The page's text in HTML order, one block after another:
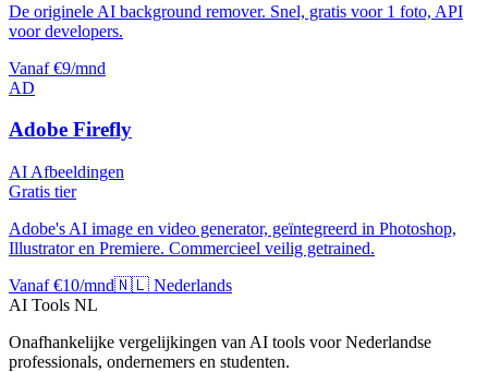
De originele AI background remover. Snel, gratis voor 1 foto, API
voor developers.
Vanaf €9/mnd
AD
Adobe Firefly
AI Afbeeldingen
Gratis tier
Adobe's AI image en video generator, geïntegreerd in Photoshop,
Illustrator en Premiere. Commercieel veilig getrained.
Vanaf €10/mnd🇳🇱 Nederlands
AI Tools NL
Onafhankelijke vergelijkingen van AI tools voor Nederlandse
professionals, ondernemers en studenten.